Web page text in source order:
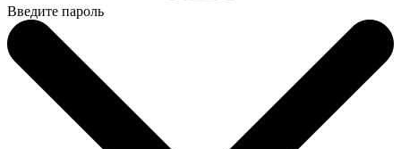
Введите пароль